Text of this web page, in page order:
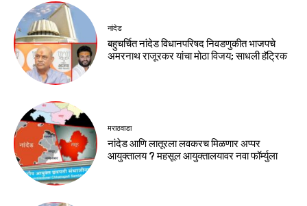
नांदेड
बहुचर्चित नांदेड विधानपरिषद निवडणुकीत भाजपचे
अमरनाथ राजूरकर यांचा मोठा विजय; साधली हॅट्रिक
मराठवाडा
नांदेड आणि लातूरला लवकरच मिळणार अप्पर
आयुक्तालय ? महसूल आयुक्तालयावर नवा फॉर्म्युला